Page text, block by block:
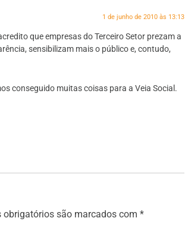
1 de junho de 2010 às 13:13
que empresas do Terceiro Setor prezam a
sensibilizam mais o público e, contudo,
conseguido muitas coisas para a Veia Social.
obrigatórios são marcados com *